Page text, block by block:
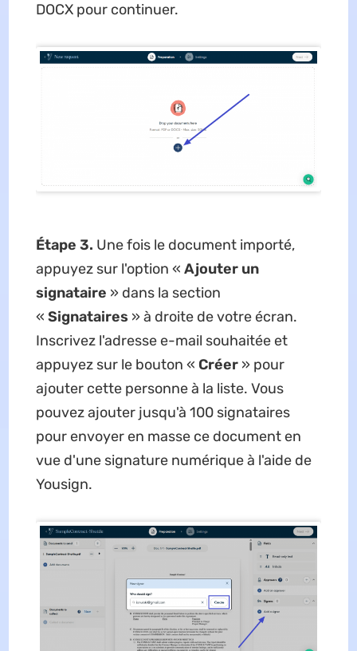
DOCX pour continuer.
Étape 3. Une fois le document importé,
appuyez sur l'option « Ajouter un
signataire » dans la section
« Signataires » à droite de votre écran.
Inscrivez l'adresse e-mail souhaitée et
appuyez sur le bouton « Créer» pour
ajouter cette personne à la liste. Vous
pouvez ajouter jusqu'à 100 signataires
pour envoyer en masse ce document en
vue d'une signature numérique à l'aide de
Yousign.